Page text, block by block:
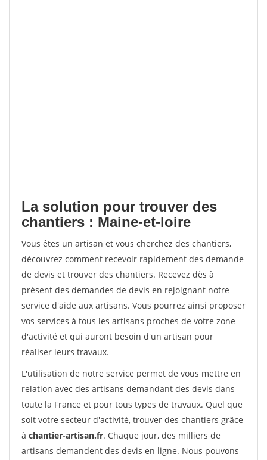
La solution pour trouver des
chantiers : Maine-et-loire
Vous êtes un artisan et vous cherchez des chantiers,
découvrez comment recevoir rapidement des demande
de devis et trouver des chantiers. Recevez dès à
présent des demandes de devis en rejoignant notre
service d'aide aux artisans. Vous pourrez ainsi proposer
vos services à tous les artisans proches de votre zone
d'activité et qui auront besoin d'un artisan pour
réaliser leurs travaux.
L'utilisation de notre service permet de vous mettre en
relation avec des artisans demandant des devis dans
toute la France et pour tous types de travaux. Quel que
soit votre secteur d'activité, trouver des chantiers grâce
à chantier-artisan.fr. Chaque jour, des milliers de
artisans demandent des devis en ligne. Nous pouvons